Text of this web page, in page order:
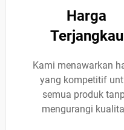
Harga
Terjangkau
Kami menawarkan
yang kompetitif
semua produk
mengurangi